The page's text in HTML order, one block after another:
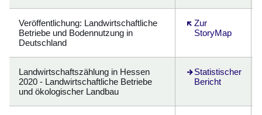
Veröffentlichung: Landwirtschaftliche
Betriebe und Bodennutzung in
Deutschland
Zur
StoryMap
Öffnet sich in
Landwirtschaftszählung in Hessen
2020 - Landwirtschaftliche Betriebe
und ökologischer Landbau
Statistischer
Bericht
Öffnet sich in